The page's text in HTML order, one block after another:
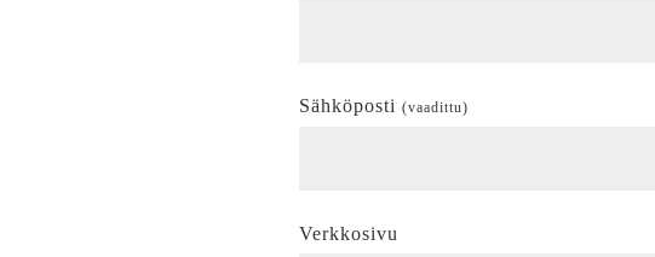
Sähköposti (vaadittu)
Verkkosivu